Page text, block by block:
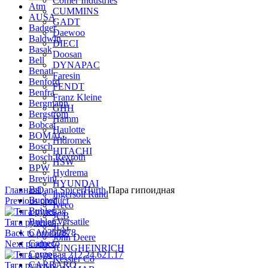
Atm
AUSA
Badger
Baldwin
Basak
Bell
Benati
Benford
Benfra
Bergmann
Bergstrom
Bobcat
BOMAG
Bosch
Bosch Rexroth
BPW
Brevini
Bsi
Bucher
Buhler
Buhler Versatile
CA0350878
Cameco
Cargo
CARRARO
CUMMINS
GADT
Daewoo
DIECI
Doosan
DYNAPAC
Faresin
FENDT
Franz Kleine
GHH
Hamm
Haulotte
Hidromek
HITACHI
HSW
Hydrema
HYUNDAI
Ingersoll Rand
Iveco
JCB
JLG
John Deere
JUNGHEINRICH
Kessler Co
Нажмите для увеличения
ГлавнаяDana SpicerHurthПара гипоидная
Previous product
Тяга рулевая
Back to products
Next product
Тяга рулевая